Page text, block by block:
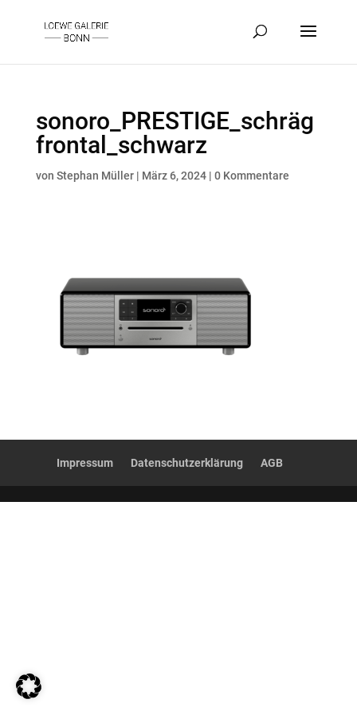
sonoro_PRESTIGE_schräg
frontal_schwarz
von Stephan Müller| März 6, 2024| 0 Kommentare
Impressum Datenschutzerklärung AGB